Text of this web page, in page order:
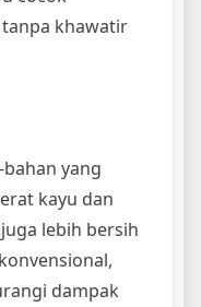
khawatir
yang
kayu dan
lebih bersih
dampak